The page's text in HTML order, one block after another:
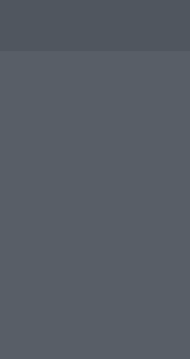
Nascosta in